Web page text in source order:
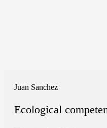
Juan Sanchez
Ecological